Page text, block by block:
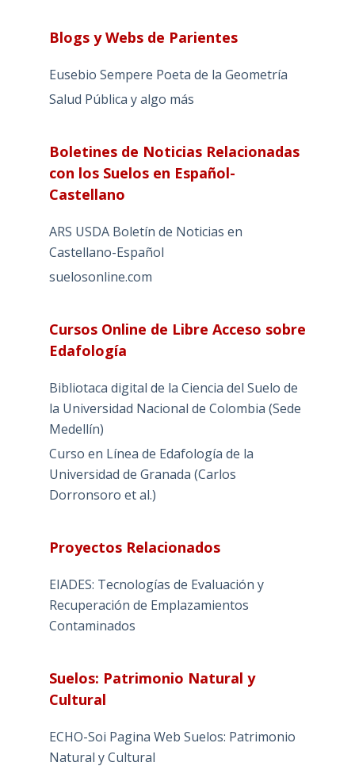
Blogs y Webs de Parientes
Eusebio Sempere Poeta de la Geometría
Salud Pública y algo más
Boletines de Noticias Relacionadas
con los Suelos en Español-
Castellano
ARS USDA Boletín de Noticias en
Castellano-Español
suelosonline.com
Cursos Online de Libre Acceso sobre
Edafología
Bibliotaca digital de la Ciencia del Suelo de
la Universidad Nacional de Colombia (Sede
Medellín)
Curso en Línea de Edafología de la
Universidad de Granada (Carlos
Dorronsoro et al.)
Proyectos Relacionados
EIADES: Tecnologías de Evaluación y
Recuperación de Emplazamientos
Contaminados
Suelos: Patrimonio Natural y
Cultural
ECHO-Soi Pagina Web Suelos: Patrimonio
Natural y Cultural